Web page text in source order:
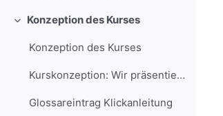
Einklappen
Konzeption des Kurses
Konzeption des Kurses
Kurskonzeption: Wir präsentieren uns als Avatar und nutzen ein Informatiosnsystem
Glossareintrag Klickanleitung